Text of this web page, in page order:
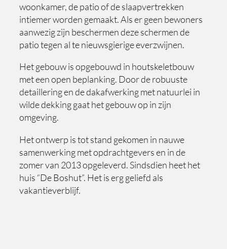
woonkamer, de patio of de slaapvertrekken
intiemer worden gemaakt. Als er geen bewoners
aanwezig zijn beschermen deze schermen de
patio tegen al te nieuwsgierige everzwijnen.
Het gebouw is opgebouwd in houtskeletbouw
met een open beplanking. Door de robuuste
detaillering en de dakafwerking met natuurlei in
wilde dekking gaat het gebouw op in zijn
omgeving.
Het ontwerp is tot stand gekomen in nauwe
samenwerking met opdrachtgevers en in de
zomer van 2013 opgeleverd. Sindsdien heet het
huis “De Boshut”. Het is erg geliefd als
vakantieverblijf.